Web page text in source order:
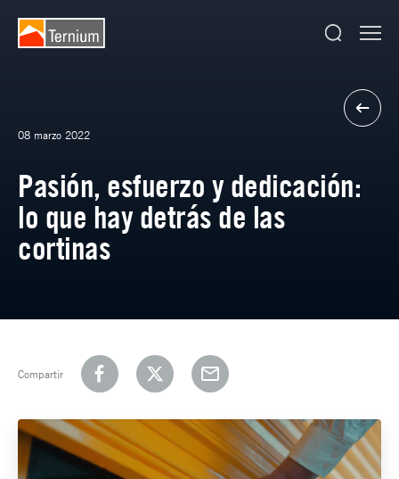
08 marzo 2022
Pasión, esfuerzo y dedicación:
lo que hay detrás de las
cortinas
Compartir